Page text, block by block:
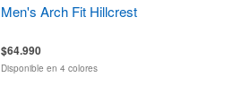
Men's Arch Fit Hillcrest
$64.990
Disponible en 4 colores